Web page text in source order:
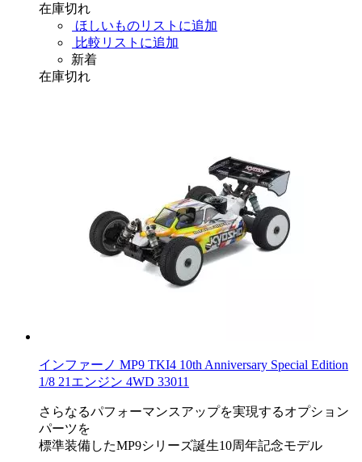
在庫切れ
ほしいものリストに追加
比較リストに追加
新着
在庫切れ
インファーノ MP9 TKI4 10th Anniversary Special Edition
1/8 21エンジン 4WD 33011
さらなるパフォーマンスアップを実現するオプション
パーツを
標準装備したMP9シリーズ誕生10周年記念モデル